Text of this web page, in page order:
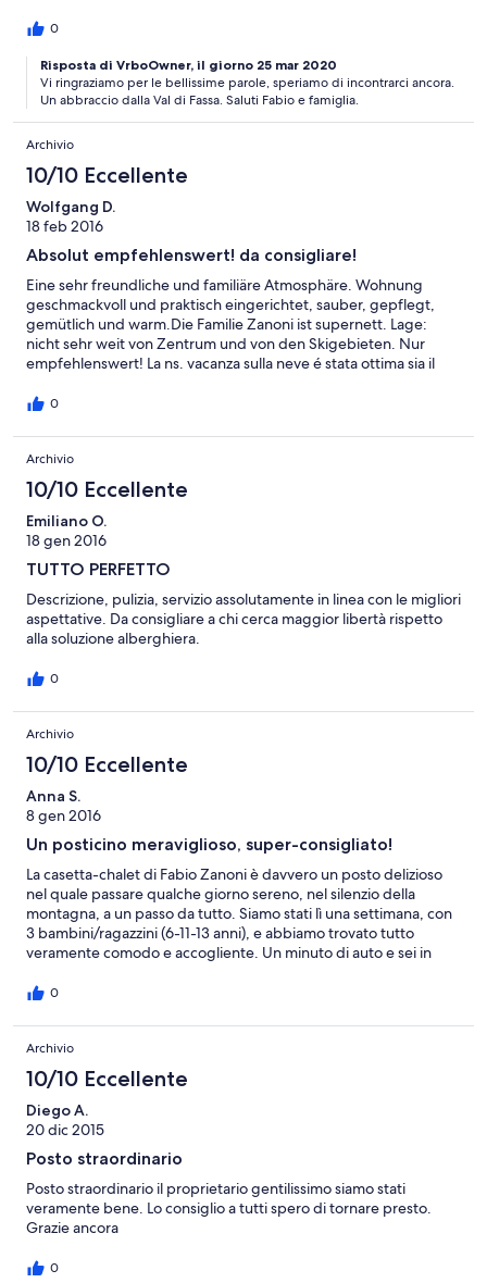
una esperienza assolutamente piacevole che mi sento di
servizi per i turisti . grazie a Fabio ed Orietta anche per lo strudel
di benvenuto che era veramente ottimo e per il gradito
presente di commiato .
0
Risposta di VrboOwner, il giorno 25 mar 2020
Vi ringraziamo per le bellissime parole, speriamo di incontrarci ancora.
Un abbraccio dalla Val di Fassa. Saluti Fabio e famiglia.
Archivio
10/10 Eccellente
Wolfgang D.
18 feb 2016
Absolut empfehlenswert! da consigliare!
Eine sehr freundliche und familiäre Atmosphäre. Wohnung
geschmackvoll und praktisch eingerichtet, sauber, gepflegt,
gemütlich und warm.Die Familie Zanoni ist supernett. Lage:
nicht sehr weit von Zentrum und von den Skigebieten. Nur
empfehlenswert! La ns. vacanza sulla neve é stata ottima sia il
pulitissimo e curato nei minimi particolari. Accogliente per una
giornata sugli sci.La famiglia Zanoni é gentilissima e pronta ad
ogni necessità. Siamo rimasti super contenti e sicuri di ritornarci
(magari d'estate).Grazie ancora per la vs. gentilezza e
attenzione!
0
Archivio
10/10 Eccellente
Emiliano O.
18 gen 2016
TUTTO PERFETTO
Descrizione, pulizia, servizio assolutamente in linea con le migliori
aspettative. Da consigliare a chi cerca maggior libertà rispetto
alla soluzione alberghiera.
0
Archivio
10/10 Eccellente
Anna S.
8 gen 2016
Un posticino meraviglioso, super-consigliato!
La casetta-chalet di Fabio Zanoni è davvero un posto delizioso
nel quale passare qualche giorno sereno, nel silenzio della
montagna, a un passo da tutto. Siamo stati lì una settimana, con
3 bambini/ragazzini (6-11-13 anni), e abbiamo trovato tutto
veramente comodo e accogliente. Un minuto di auto e sei in
Carezza o a Canazei, libero di esplorare tutta la valle. Fabio è
BUONISSIMO, fatto dalla moglie, e ci ha spiegato tutto quello
che serviva. Ogni giorno - se lo volevamo - avevamo un
supporto per decidere piccole cose della giornata, ma sempre
con grande discrezione. Inoltre - a causa di un lutto familiare -
abbiamo scombinato i piani all'ultimo togliendo un giorno al
nostro soggiorno e abbiamo avuto la piacevole sorpresa di
trovarci uno sconto che ci ha segnalato tutta la loro
comprensione. Insomma, un luogo bello, semplice, con lo stile
tipico della montagna e del legno che amo, e con persone molto
gradevoli. Da rifare, e da super-consigliare!
0
Archivio
10/10 Eccellente
Diego A.
20 dic 2015
Posto straordinario
Posto straordinario il proprietario gentilissimo siamo stati
veramente bene. Lo consiglio a tutti spero di tornare presto.
Grazie ancora
0